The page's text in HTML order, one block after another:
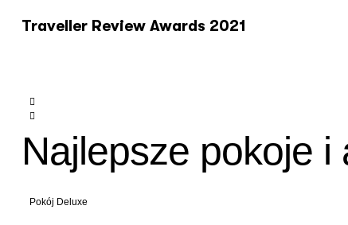
Traveller Review Awards 2021
Najlepsze pokoje i
Pokój Deluxe